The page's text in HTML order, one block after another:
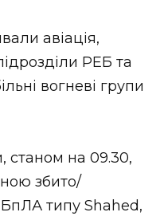
авіація,
РЕБ та
вогневі групи
станом на 09.30,
збито/
типу Shahed,